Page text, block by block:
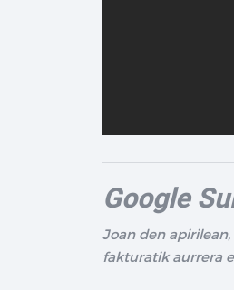
Google
Joan den
fakturatik aurrera